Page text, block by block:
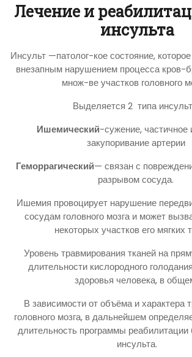
Лечение и
инсульта
Инсульт —патолог-кое состояние,
внезапным нарушением процесса кров-
множ-ве участков головного
Выделяется 2 типа
Ишемический-сужение, частичное
закупоривание артерии
Геморрагический— связан с
разрывом сосуда.
Ишемия провоцирует нарушение
сосудам головного мозга и может
некоторых участков его мягких
Уровень травмирования тканей на
длительности кислородного
здоровья человека, в
В зависимости от объёма и характера
головного мозга, в дальнейшем
длительность программы реабилитации
инсульта.